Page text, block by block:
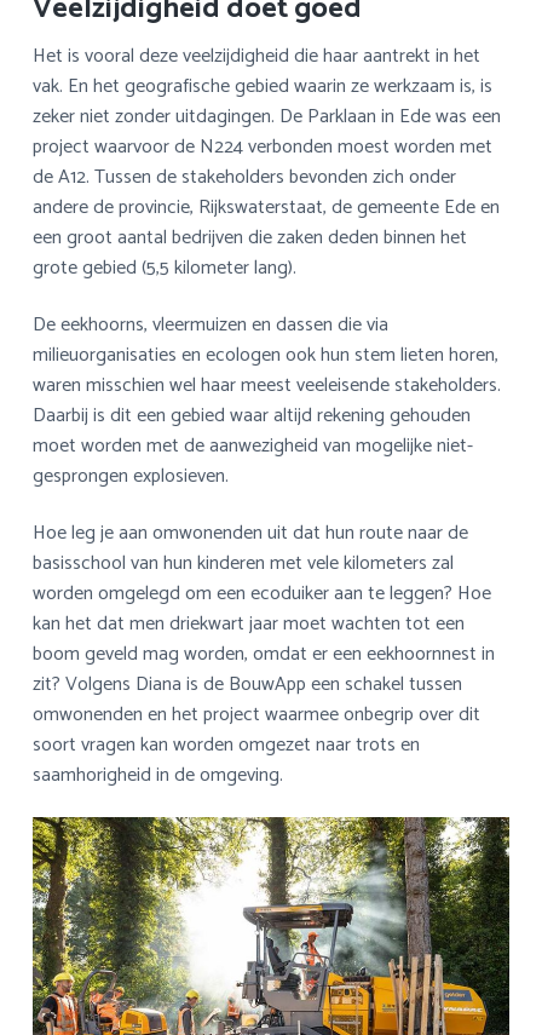
Het is vooral deze veelzijdigheid die haar aantrekt in het
vak. En het geografische gebied waarin ze werkzaam is, is
zeker niet zonder uitdagingen. De Parklaan in Ede was een
project waarvoor de N224 verbonden moest worden met
de A12. Tussen de stakeholders bevonden zich onder
andere de provincie, Rijkswaterstaat, de gemeente Ede en
een groot aantal bedrijven die zaken deden binnen het
grote gebied (5,5 kilometer lang).
De eekhoorns, vleermuizen en dassen die via
milieuorganisaties en ecologen ook hun stem lieten horen,
waren misschien wel haar meest veeleisende stakeholders.
Daarbij is dit een gebied waar altijd rekening gehouden
moet worden met de aanwezigheid van mogelijke niet-
gesprongen explosieven.
Hoe leg je aan omwonenden uit dat hun route naar de
basisschool van hun kinderen met vele kilometers zal
worden omgelegd om een ecoduiker aan te leggen? Hoe
kan het dat men driekwart jaar moet wachten tot een
boom geveld mag worden, omdat er een eekhoornnest in
zit? Volgens Diana is de BouwApp een schakel tussen
omwonenden en het project waarmee onbegrip over dit
soort vragen kan worden omgezet naar trots en
saamhorigheid in de omgeving.